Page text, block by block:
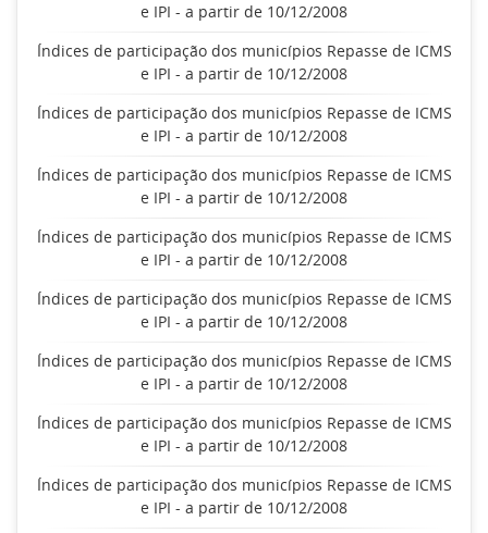
e IPI - a partir de 10/12/2008
Índices de participação dos municípios Repasse de ICMS
e IPI - a partir de 10/12/2008
Índices de participação dos municípios Repasse de ICMS
e IPI - a partir de 10/12/2008
Índices de participação dos municípios Repasse de ICMS
e IPI - a partir de 10/12/2008
Índices de participação dos municípios Repasse de ICMS
e IPI - a partir de 10/12/2008
Índices de participação dos municípios Repasse de ICMS
e IPI - a partir de 10/12/2008
Índices de participação dos municípios Repasse de ICMS
e IPI - a partir de 10/12/2008
Índices de participação dos municípios Repasse de ICMS
e IPI - a partir de 10/12/2008
Índices de participação dos municípios Repasse de ICMS
e IPI - a partir de 10/12/2008